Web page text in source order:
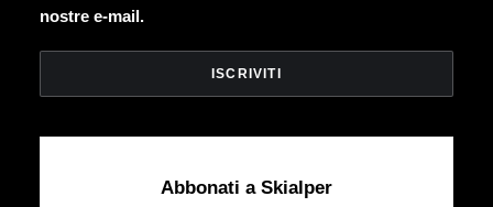
nostre e-mail.
Abbonati a Skialper